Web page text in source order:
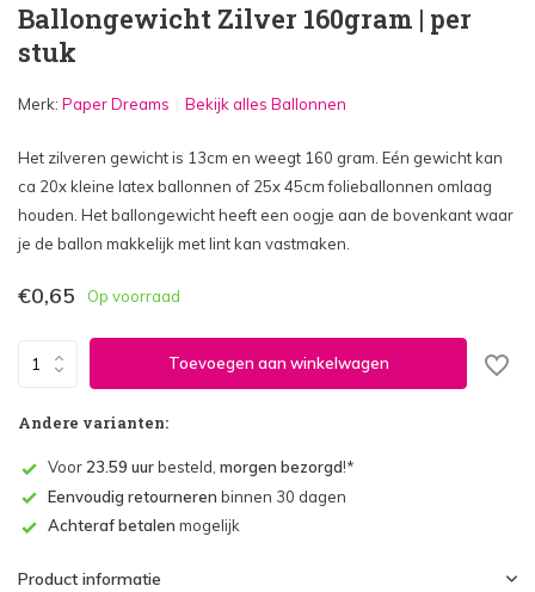
Ballongewicht Zilver 160gram | per
stuk
Merk: Paper Dreams Bekijk alles Ballonnen
Het zilveren gewicht is 13cm en weegt 160 gram. Eén gewicht kan
ca 20x kleine latex ballonnen of 25x 45cm folieballonnen omlaag
houden. Het ballongewicht heeft een oogje aan de bovenkant waar
je de ballon makkelijk met lint kan vastmaken.
€0,65 Op voorraad
Toevoegen aan winkelwagen
Andere varianten:
Voor 23.59 uurbesteld, morgen bezorgd!*
Eenvoudig retourneren binnen 30 dagen
Achteraf betalen mogelijk
Product informatie